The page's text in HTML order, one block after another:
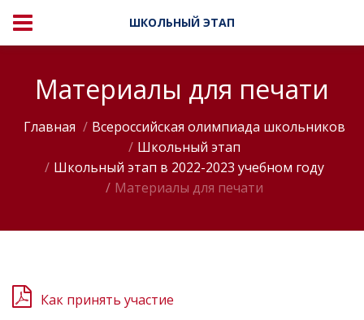
ШКОЛЬНЫЙ ЭТАП
Материалы для печати
Главная
Всероссийская олимпиада школьников
Школьный этап
Школьный этап в 2022-2023 учебном году
Материалы для печати
Как принять участие